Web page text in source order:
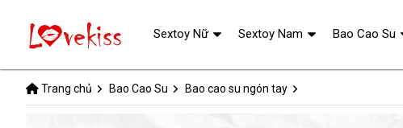
Trang chủ Bao Cao Su Bao cao su ngón tay
Sextoy Nữ Sextoy Nam Bao Cao Su